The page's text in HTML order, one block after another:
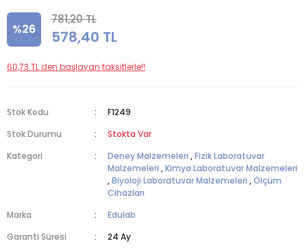
%26
781,20 TL
578,40 TL
60,73 TL den başlayan taksitlerle!!
Stok Kodu
F1249
Stok Durumu
Stokta Var
Kategori
Deney Malzemeleri ,Fizik Laboratuvar
Malzemeleri ,Kimya Laboratuvar Malzemeleri
,Biyoloji Laboratuvar Malzemeleri ,Ölçüm
Cihazları
Marka
Edulab
Garanti Süresi
24 Ay